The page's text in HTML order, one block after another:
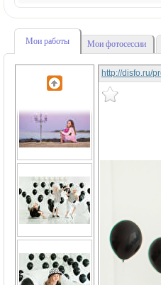
Мои работы Мои фотосессии
http://disfo.ru/